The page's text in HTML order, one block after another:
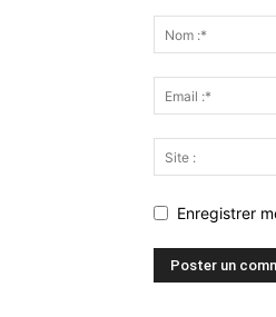
Enregistrer